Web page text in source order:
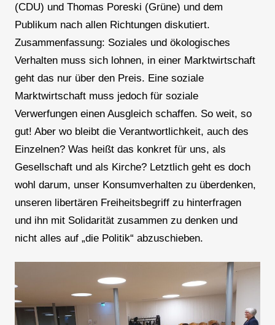
(CDU) und Thomas Poreski (Grüne) und dem
Publikum nach allen Richtungen diskutiert.
Zusammenfassung: Soziales und ökologisches
Verhalten muss sich lohnen, in einer Marktwirtschaft
geht das nur über den Preis. Eine soziale
Marktwirtschaft muss jedoch für soziale
Verwerfungen einen Ausgleich schaffen. So weit, so
gut! Aber wo bleibt die Verantwortlichkeit, auch des
Einzelnen? Was heißt das konkret für uns, als
Gesellschaft und als Kirche? Letztlich geht es doch
wohl darum, unser Konsumverhalten zu überdenken,
unseren libertären Freiheitsbegriff zu hinterfragen
und ihn mit Solidarität zusammen zu denken und
nicht alles auf „die Politik“ abzuschieben.